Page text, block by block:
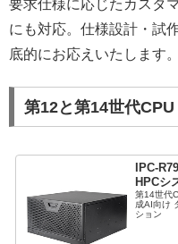
要求仕様に応じたカスタ
にも対応。仕様設計・試
底的にお応えいたします。
第12と第14世代
IPC-
HPCシ
第14世代
成AI向け
ション